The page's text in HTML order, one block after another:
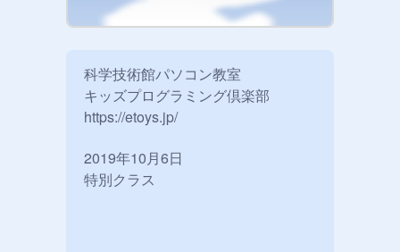
科学技術館パソコン教室
キッズプログラミング倶楽部
https://etoys.jp/
2019年10月6日
特別クラス